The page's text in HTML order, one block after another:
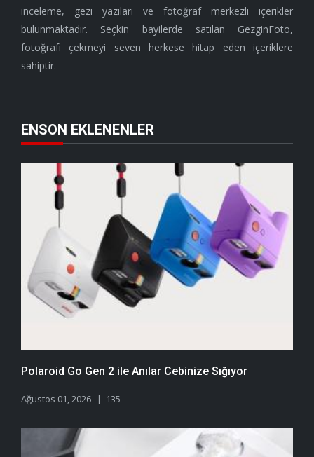
inceleme, gezi yazıları ve fotoğraf merkezli içerikler
bulunmaktadır. Seçkin bayilerde satılan GezginFoto,
fotoğrafı çekmeyi seven herkese hitap eden içeriklere
sahiptir.
ENSON EKLENENLER
Polaroid Go Gen 2 ile Anılar Cebinize Sığıyor
Ağustos 01, 2026 135